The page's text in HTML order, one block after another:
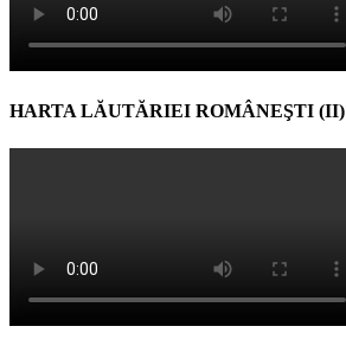
HARTA LĂUTĂRIEI ROMÂNEŞTI (II)